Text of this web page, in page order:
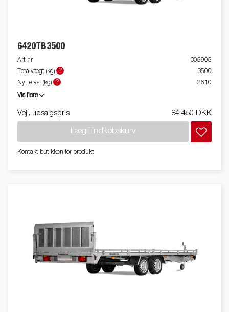
6420TB3500
Art nr
305905
Totalvægt (kg)
?
3500
Nyttelast (kg)
? 2610
Vis flere
Vejl. udsalgspris 84 450 DKK
Læg i indkøbskurv
Kontakt butikken for produkt